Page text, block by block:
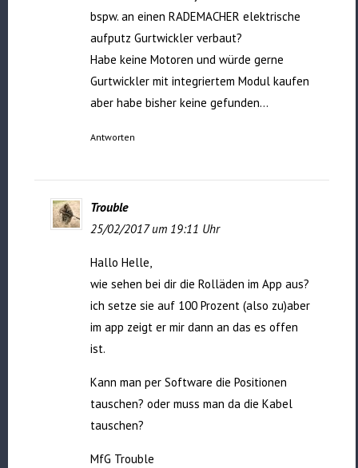
bspw. an einen RADEMACHER elektrische
aufputz Gurtwickler verbaut?
Habe keine Motoren und würde gerne
Gurtwickler mit integriertem Modul kaufen
aber habe bisher keine gefunden…
Antworten
Trouble
25/02/2017 um 19:11 Uhr
Hallo Helle,
wie sehen bei dir die Rolläden im App aus?
ich setze sie auf 100 Prozent (also zu)aber
im app zeigt er mir dann an das es offen
ist.
Kann man per Software die Positionen
tauschen? oder muss man da die Kabel
tauschen?
MfG Trouble